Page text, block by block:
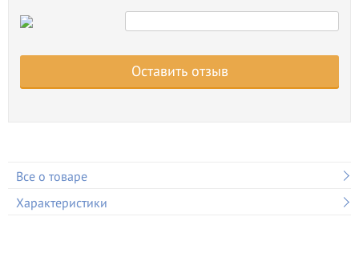
Оставить отзыв
Все о товаре
Характеристики